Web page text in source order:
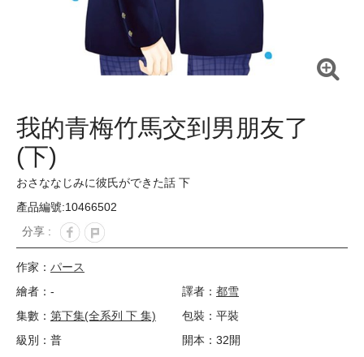
我的青梅竹馬交到男朋友了
(下)
おさななじみに彼氏ができた話 下
產品編號:10466502
分享 :
作家： パース
繪者：-
譯者： 都雪
集數： 第下集(全系列 下 集)
包裝：平裝
級別：普
開本：32開